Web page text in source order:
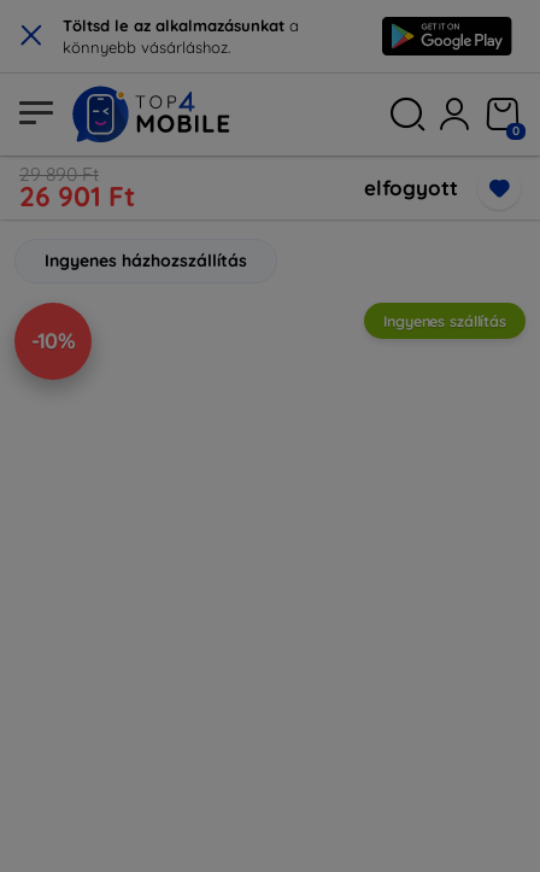
× Töltsd le az alkalmazásunkat a
könnyebb vásárláshoz.
0
29 890 Ft
26 901 Ft elfogyott
Ingyenes házhozszállítás
-10%
Ingyenes szállítás